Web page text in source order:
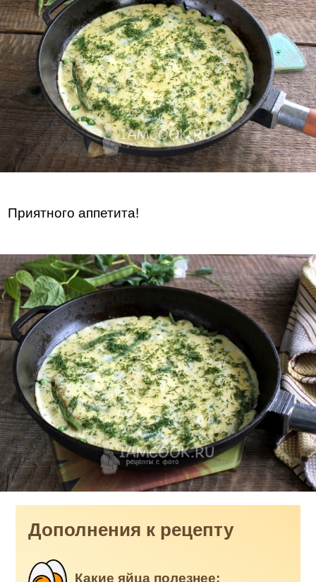
Приятного аппетита!
Дополнения к рецепту
Какие яйца полезнее: